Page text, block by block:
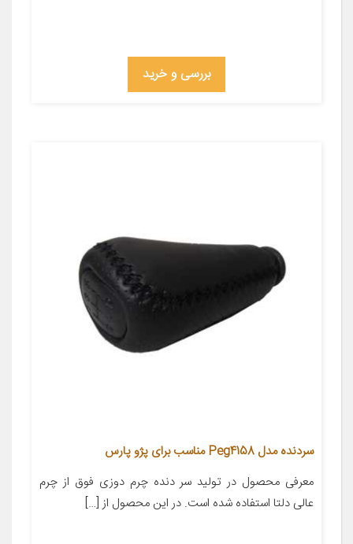
بررسی و خرید
سردنده مدل Peg4158 مناسب برای پژو پارس
معرفی محصول در تولید سر دنده چرم دوزی فوق از چرم
عالی دلتا استفاده شده است. در این محصول از […]